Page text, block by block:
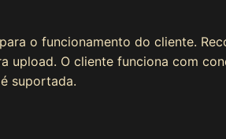
o funcionamento do cliente.
upload. O cliente funciona com
suportada.